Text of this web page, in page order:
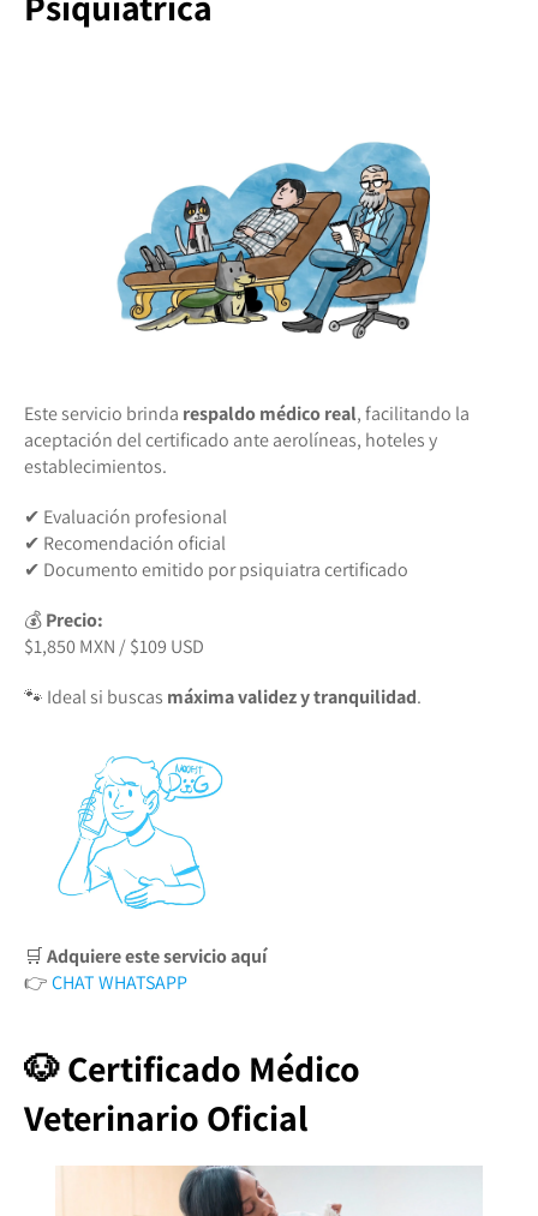
Este servicio brinda respaldo médico real, facilitando la
aceptación del certificado ante aerolíneas, hoteles y
establecimientos.
✔ Evaluación profesional
✔ Recomendación oficial
✔ Documento emitido por psiquiatra certificado
💰Precio:
$1,850 MXN / $109 USD
🐾 Ideal si buscas máxima validez y tranquilidad.
🛒Adquiere este servicio aquí
👉CHAT WHATSAPP
🐶 Certificado Médico
Veterinario Oficial